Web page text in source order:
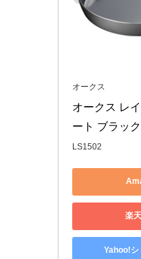
オークス
オークス レ
ート ブラッ
LS1502
楽
Yahoo!シ